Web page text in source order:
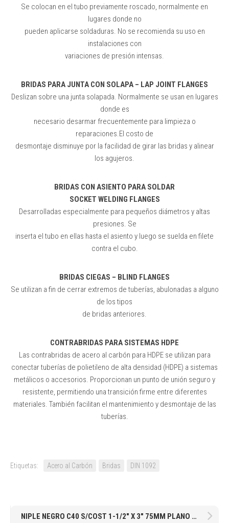
Se colocan en el tubo previamente roscado, normalmente en
lugares donde no
pueden aplicarse soldaduras. No se recomienda su uso en
instalaciones con
variaciones de presión intensas.
BRIDAS PARA JUNTA CON SOLAPA – LAP JOINT FLANGES
Deslizan sobre una junta solapada. Normalmente se usan en lugares
donde es
necesario desarmar frecuentemente para limpieza o
reparaciones.El costo de
desmontaje disminuye por la facilidad de girar las bridas y alinear
los agujeros.
BRIDAS CON ASIENTO PARA SOLDAR
SOCKET WELDING FLANGES
Desarrolladas especialmente para pequeños diámetros y altas
presiones. Se
inserta el tubo en ellas hasta el asiento y luego se suelda en filete
contra el cubo.
BRIDAS CIEGAS – BLIND FLANGES
Se utilizan a fin de cerrar extremos de tuberías, abulonadas a alguno
de los tipos
de bridas anteriores.
CONTRABRIDAS PARA SISTEMAS HDPE
Las contrabridas de acero al carbón para HDPE se utilizan para
conectar tuberías de polietileno de alta densidad (HDPE) a sistemas
metálicos o accesorios. Proporcionan un punto de unión seguro y
resistente, permitiendo una transición firme entre diferentes
materiales. También facilitan el mantenimiento y desmontaje de las
tuberías.
Etiquetas: Acero al Carbón Bridas DIN 1092
NIPLE NEGRO C40 S/COST 1-1/2″ X 3″ 75MM PLANO X PLANO